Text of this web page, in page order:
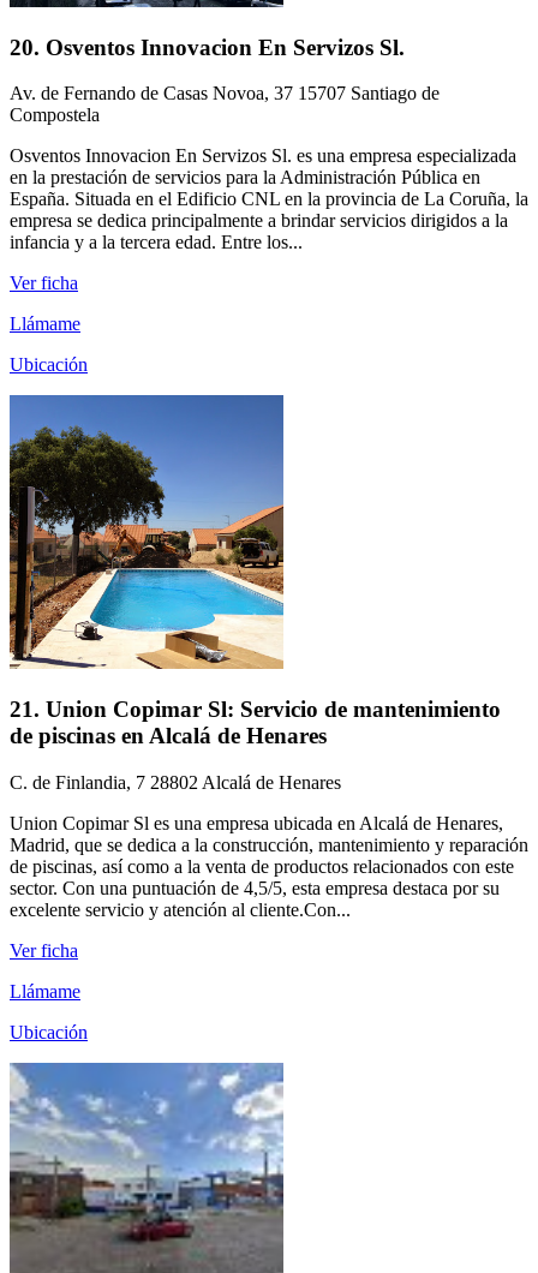
20. Osventos Innovacion En Servizos Sl.
Av. de Fernando de Casas Novoa, 37 15707 Santiago de
Compostela
Osventos Innovacion En Servizos Sl. es una empresa especializada
en la prestación de servicios para la Administración Pública en
España. Situada en el Edificio CNL en la provincia de La Coruña, la
empresa se dedica principalmente a brindar servicios dirigidos a la
infancia y a la tercera edad. Entre los...
Ver ficha
Llámame
Ubicación
21. Union Copimar Sl: Servicio de mantenimiento
de piscinas en Alcalá de Henares
C. de Finlandia, 7 28802 Alcalá de Henares
Union Copimar Sl es una empresa ubicada en Alcalá de Henares,
Madrid, que se dedica a la construcción, mantenimiento y reparación
de piscinas, así como a la venta de productos relacionados con este
sector. Con una puntuación de 4,5/5, esta empresa destaca por su
excelente servicio y atención al cliente.Con...
Ver ficha
Llámame
Ubicación